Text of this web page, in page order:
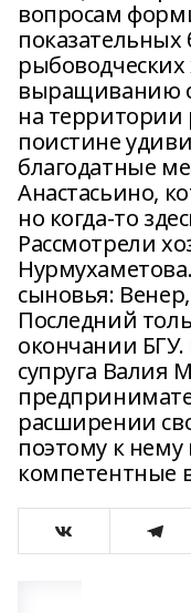
вопросам
показательных
рыбоводческих
выращиванию
на
поистине
благодатные
Анастасьино,
но когда-то
Рассмотрели
сыновья:
Последний
окончании
супруга Валия
расширении
поэтому к
компетентные